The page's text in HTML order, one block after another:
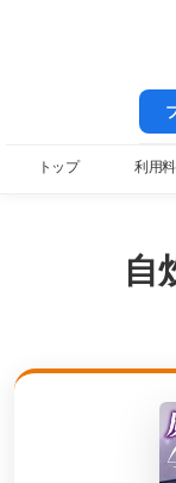
トップ 利用
自